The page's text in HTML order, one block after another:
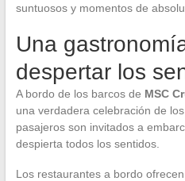
suntuosos y momentos de
Una
despertar los
A bordo de los barcos de MSC
una verdadera celebración de
pasajeros son invitados a
despierta todos los sentidos.
Los restaurantes a bordo